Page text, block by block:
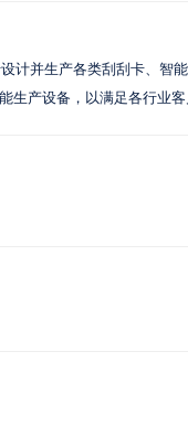
计并生产各类刮刮卡、智
生产设备，以满足各行业